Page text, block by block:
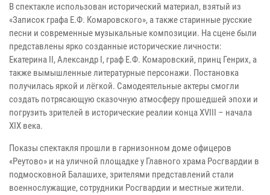
В спектакле использован исторический материал, взятый из
«Записок графа Е.Ф. Комаровского», а также старинные русские
песни и современные музыкальные композиции. На сцене были
представлены ярко созданные исторические личности:
Екатерина II, Александр I, граф Е.Ф. Комаровский, принц Генрих, а
также вымышленные литературные персонажи. Постановка
получилась яркой и лёгкой. Самодеятельные актеры смогли
создать потрясающую сказочную атмосферу прошедшей эпохи и
погрузить зрителей в исторические реалии конца XVIII – начала
XIX века.
Показы спектакля прошли в гарнизонном доме офицеров
«Реутово» и на уличной площадке у Главного храма Росгвардии в
подмосковной Балашихе, зрителями представлений стали
военнослужащие, сотрудники Росгвардии и местные жители.